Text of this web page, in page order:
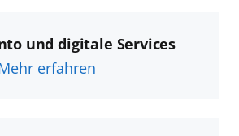
und digitale Services
erfahren